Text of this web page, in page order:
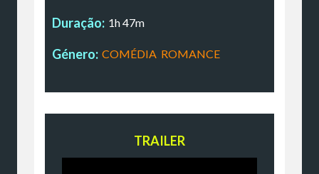
Duração: 1h 47m
Género: COMÉDIA ROMANCE
TRAILER